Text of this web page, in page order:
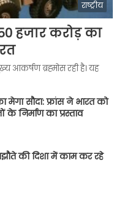
राष्ट्रीय
हजार करोड़ का
आकर्षण ब्रह्मोस रही है। यह
मेगा सौदा: फ्रांस ने भारत को
के निर्माण का प्रस्ताव
की दिशा में काम कर रहे